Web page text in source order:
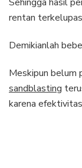
rentan
Demikianlah
Meskipun belum
sandblasting
karena